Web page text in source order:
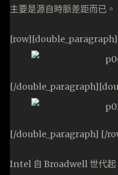
主要是源自時脈差距而已。
[row][double_paragraph]
[/
[/double_paragraph] [/
Intel 自 Broadwell 世代起